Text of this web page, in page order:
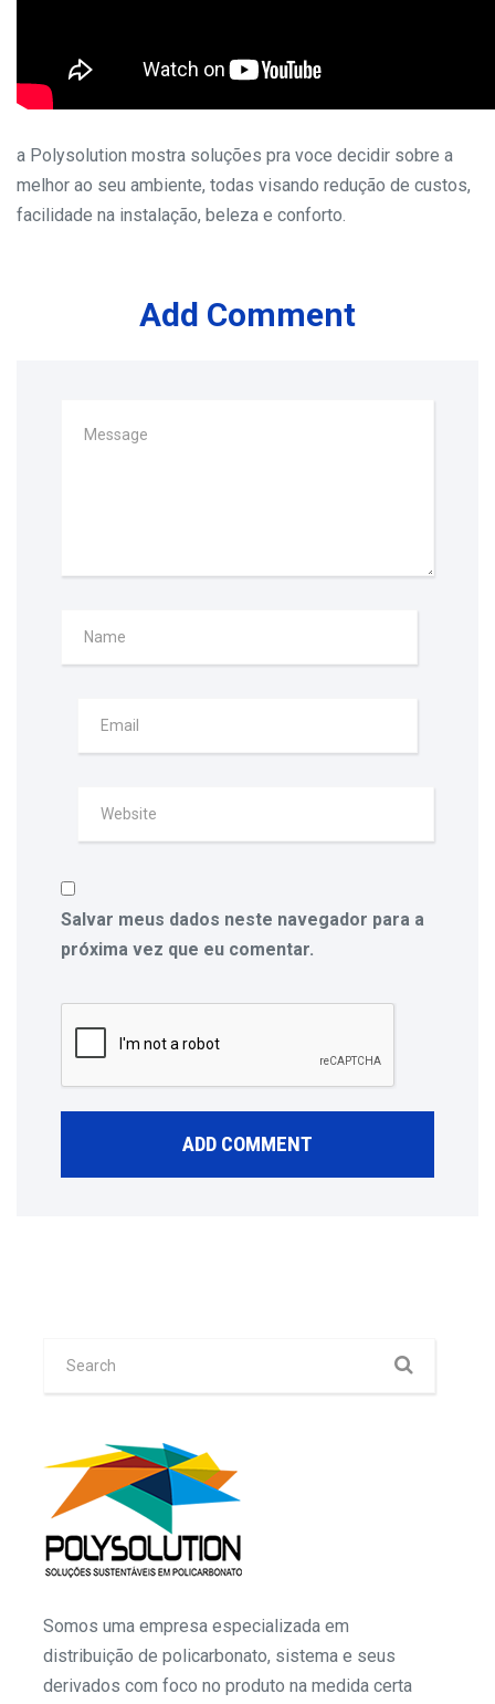
a Polysolution mostra soluções pra voce decidir sobre a
melhor ao seu ambiente, todas visando redução de custos,
facilidade na instalação, beleza e conforto.
Add Comment
Salvar meus dados neste navegador para a
próxima vez que eu comentar.
Somos uma empresa especializada em
distribuição de policarbonato, sistema e seus
derivados com foco no produto na medida certa